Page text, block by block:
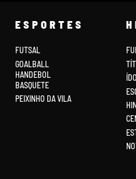
ESPORTES
FUTSAL
GOALBALL
HANDEBOL
BASQUETE
PEIXINHO DA VILA